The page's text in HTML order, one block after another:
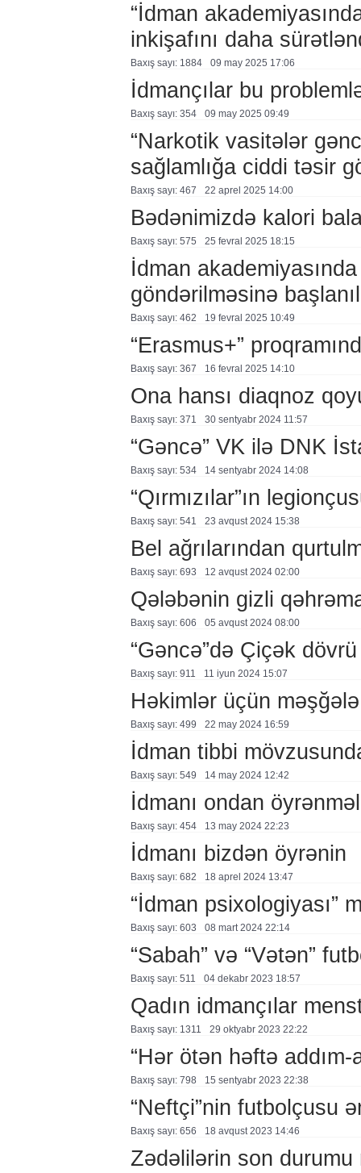
“İdman
inkişafını daha
Baxış sayı: 1884 09 may 2025 17:06
İdmançılar bu
Baxış sayı: 354 09 may 2025 09:49
“Narkotik vasitələr
sağlamlığa ciddi təsir
Baxış sayı: 467 22 aprel 2025 14:00
Bədənimizdə kalori
Baxış sayı: 575 25 fevral 2025 18:15
İdman
göndərilməsinə
Baxış sayı: 462 19 fevral 2025 10:49
“Erasmus+”
Baxış sayı: 367 16 fevral 2025 14:10
Ona hansı diaqnoz
Baxış sayı: 371 30 sentyabr 2024 11:57
“Gəncə” VK ilə DNK
Baxış sayı: 534 14 sentyabr 2024 14:08
“Qırmızılar”ın
Baxış sayı: 541 23 avqust 2024 15:38
Bel ağrılarından
Baxış sayı: 693 12 avqust 2024 02:00
Qələbənin gizli
Baxış sayı: 606 05 avqust 2024 08:00
“Gəncə”də Çiçək dövrü
Baxış sayı: 911 11 i̇yun 2024 15:07
Həkimlər üçün məşğələ
Baxış sayı: 499 22 may 2024 16:59
İdman tibbi
Baxış sayı: 549 14 may 2024 12:42
İdmanı ondan
Baxış sayı: 454 13 may 2024 22:23
İdmanı bizdən öyrənin
Baxış sayı: 682 18 aprel 2024 13:47
“İdman psixologiyası”
Baxış sayı: 603 08 mart 2024 22:14
“Sabah” və “Vətən”
Baxış sayı: 511 04 dekabr 2023 18:57
Qadın idmançılar
Baxış sayı: 1311 29 oktyabr 2023 22:22
“Hər ötən həftə addım-
Baxış sayı: 798 15 sentyabr 2023 22:38
“Neftçi”nin futbolçusu
Baxış sayı: 656 18 avqust 2023 14:46
Zədəlilərin son durumu